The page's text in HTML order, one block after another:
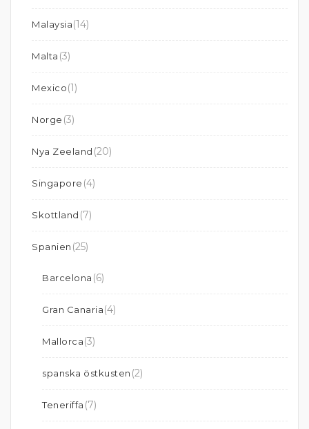
Malaysia(14)
Malta (3)
Mexico(1)
Norge (3)
Nya Zeeland (20)
Singapore (4)
Skottland (7)
Spanien (25)
Barcelona (6)
Gran Canaria(4)
Mallorca(3)
spanska östkusten (2)
Teneriffa (7)